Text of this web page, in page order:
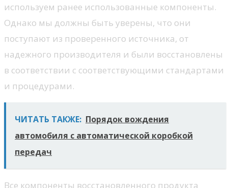
используем ранее использованные компоненты.
Однако мы должны быть уверены, что они
поступают из проверенного источника, от
надежного производителя и были восстановлены
в соответствии с соответствующими стандартами
и процедурами.
ЧИТАТЬ ТАКЖЕ: Порядок вождения
автомобиля с автоматической коробкой
передач
Все компоненты восстановленного продукта